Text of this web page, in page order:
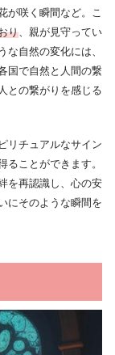
が咲く瞬間など。こ
り 、親が見守ってい
な自然の変化には、
国で自然と人間の繋
との繋がりを感じる
リチュアルなサイン
ることができます。
を再認識し、心の安
にそのような瞬間を